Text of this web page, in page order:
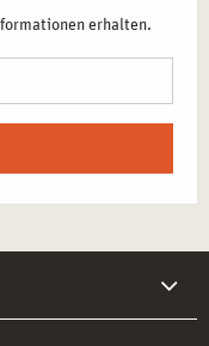
erhalten.